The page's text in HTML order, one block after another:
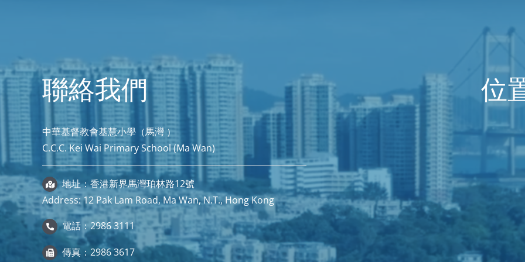
聯絡我們
中華基督教會基慧小學（馬灣 ）
C.C.C. Kei Wai Primary School (Ma Wan)
地址：香港新界馬灣珀林路12號
Address: 12 Pak Lam Road, Ma Wan, N.T., Hong Kong
電話：2986 3111
傳真：2986 3617
位